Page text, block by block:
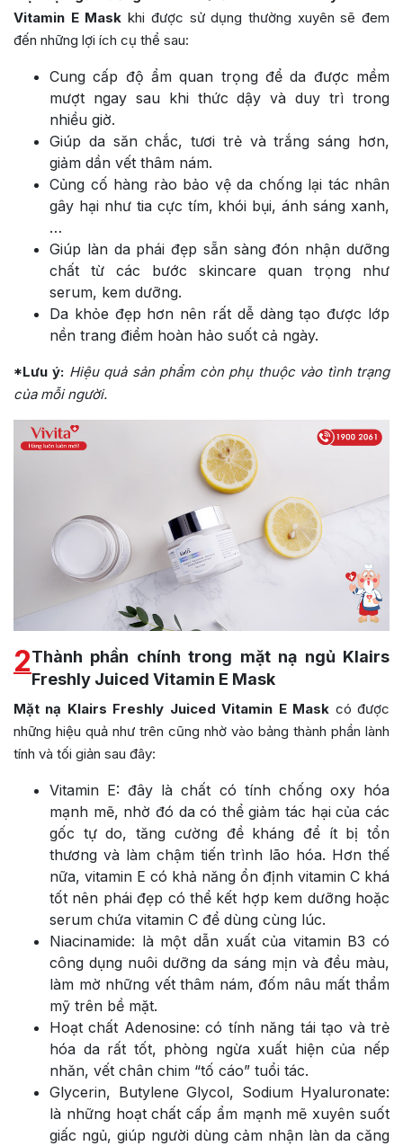
Vitamin E Mask khi được sử dụng thường xuyên sẽ đem
đến những lợi ích cụ thể sau:
Cung cấp độ ẩm quan trọng để da được mềm
mượt ngay sau khi thức dậy và duy trì trong
nhiều giờ.
Giúp da săn chắc, tươi trẻ và trắng sáng hơn,
giảm dần vết thâm nám.
Củng cố hàng rào bảo vệ da chống lại tác nhân
gây hại như tia cực tím, khói bụi, ánh sáng xanh,
…
Giúp làn da phái đẹp sẵn sàng đón nhận dưỡng
chất từ các bước skincare quan trọng như
serum, kem dưỡng.
Da khỏe đẹp hơn nên rất dễ dàng tạo được lớp
nền trang điểm hoàn hảo suốt cả ngày.
*Lưu ý: Hiệu quả sản phẩm còn phụ thuộc vào tình trạng
của mỗi người.
2Thành phần chính trong mặt nạ ngủ Klairs
Freshly Juiced Vitamin E Mask
Mặt nạ Klairs Freshly Juiced Vitamin E Mask có được
những hiệu quả như trên cũng nhờ vào bảng thành phần lành
tính và tối giản sau đây:
Vitamin E: đây là chất có tính chống oxy hóa
mạnh mẽ, nhờ đó da có thể giảm tác hại của các
gốc tự do, tăng cường đề kháng để ít bị tổn
thương và làm chậm tiến trình lão hóa. Hơn thế
nữa, vitamin E có khả năng ổn định vitamin C khá
tốt nên phái đẹp có thể kết hợp kem dưỡng hoặc
serum chứa vitamin C để dùng cùng lúc.
Niacinamide: là một dẫn xuất của vitamin B3 có
công dụng nuôi dưỡng da sáng mịn và đều màu,
làm mờ những vết thâm nám, đốm nâu mất thẩm
mỹ trên bề mặt.
Hoạt chất Adenosine: có tính năng tái tạo và trẻ
hóa da rất tốt, phòng ngừa xuất hiện của nếp
nhăn, vết chân chim “tố cáo” tuổi tác.
Glycerin, Butylene Glycol, Sodium Hyaluronate:
là những hoạt chất cấp ẩm mạnh mẽ xuyên suốt
giấc ngủ, giúp người dùng cảm nhận làn da căng